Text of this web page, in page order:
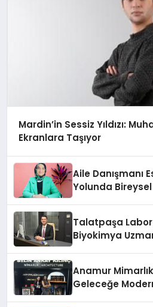
Mardin’in Sessiz Yıldızı:
Ekranlara Taşıyor
Aile Danışmanı
Yolunda Bireysel
Talatpaşa
Biyokimya
Anamur
Geleceğe